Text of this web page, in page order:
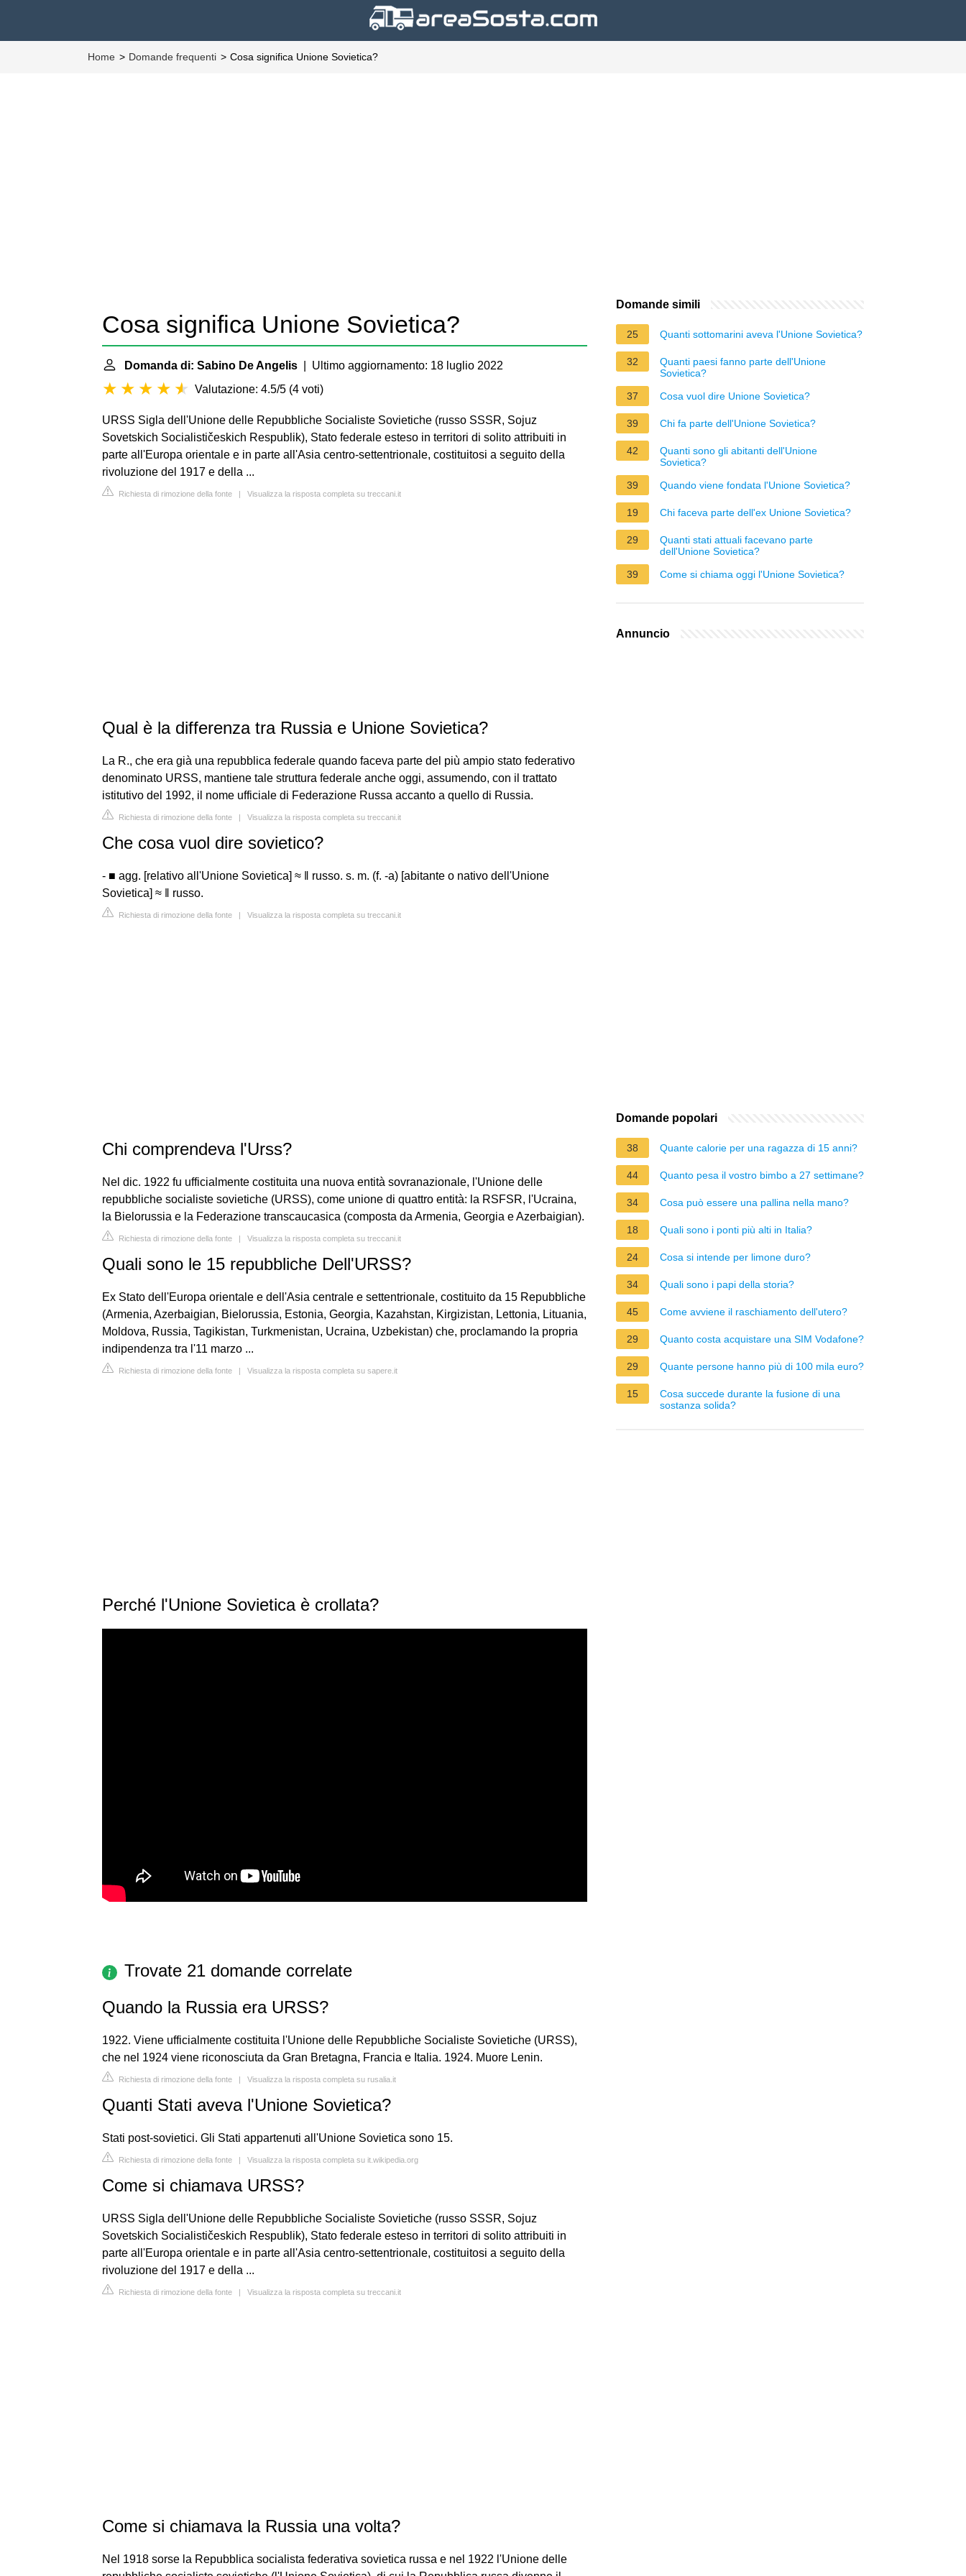
Home Domande frequenti Cosa significa Unione Sovietica?
Cosa significa Unione Sovietica?
Domanda di: Sabino De Angelis | Ultimo aggiornamento: 18 luglio 2022
Valutazione: 4.5/5 (4 voti)
URSS Sigla dell'Unione delle Repubbliche Socialiste Sovietiche (russo SSSR, Sojuz
Sovetskich Socialističeskich Respublik), Stato federale esteso in territori di solito attribuiti in
parte all'Europa orientale e in parte all'Asia centro-settentrionale, costituitosi a seguito della
rivoluzione del 1917 e della ...
Richiesta di rimozione della fonte | Visualizza la risposta completa su treccani.it
Qual è la differenza tra Russia e Unione Sovietica?
La R., che era già una repubblica federale quando faceva parte del più ampio stato federativo
denominato URSS, mantiene tale struttura federale anche oggi, assumendo, con il trattato
istitutivo del 1992, il nome ufficiale di Federazione Russa accanto a quello di Russia.
Richiesta di rimozione della fonte | Visualizza la risposta completa su treccani.it
Che cosa vuol dire sovietico?
- ■ agg. [relativo all'Unione Sovietica] ≈ ‖ russo. s. m. (f. -a) [abitante o nativo dell'Unione
Sovietica] ≈ ‖ russo.
Richiesta di rimozione della fonte | Visualizza la risposta completa su treccani.it
Chi comprendeva l'Urss?
Nel dic. 1922 fu ufficialmente costituita una nuova entità sovranazionale, l'Unione delle
repubbliche socialiste sovietiche (URSS), come unione di quattro entità: la RSFSR, l'Ucraina,
la Bielorussia e la Federazione transcaucasica (composta da Armenia, Georgia e Azerbaigian).
Richiesta di rimozione della fonte | Visualizza la risposta completa su treccani.it
Quali sono le 15 repubbliche Dell'URSS?
Ex Stato dell'Europa orientale e dell'Asia centrale e settentrionale, costituito da 15 Repubbliche
(Armenia, Azerbaigian, Bielorussia, Estonia, Georgia, Kazahstan, Kirgizistan, Lettonia, Lituania,
Moldova, Russia, Tagikistan, Turkmenistan, Ucraina, Uzbekistan) che, proclamando la propria
indipendenza tra l'11 marzo ...
Richiesta di rimozione della fonte | Visualizza la risposta completa su sapere.it
Perché l'Unione Sovietica è crollata?
Trovate 21 domande correlate
Quando la Russia era URSS?
1922. Viene ufficialmente costituita l'Unione delle Repubbliche Socialiste Sovietiche (URSS),
che nel 1924 viene riconosciuta da Gran Bretagna, Francia e Italia. 1924. Muore Lenin.
Richiesta di rimozione della fonte | Visualizza la risposta completa su rusalia.it
Quanti Stati aveva l'Unione Sovietica?
Stati post-sovietici. Gli Stati appartenuti all'Unione Sovietica sono 15.
Richiesta di rimozione della fonte | Visualizza la risposta completa su it.wikipedia.org
Come si chiamava URSS?
URSS Sigla dell'Unione delle Repubbliche Socialiste Sovietiche (russo SSSR, Sojuz
Sovetskich Socialističeskich Respublik), Stato federale esteso in territori di solito attribuiti in
parte all'Europa orientale e in parte all'Asia centro-settentrionale, costituitosi a seguito della
rivoluzione del 1917 e della ...
Richiesta di rimozione della fonte | Visualizza la risposta completa su treccani.it
Come si chiamava la Russia una volta?
Nel 1918 sorse la Repubblica socialista federativa sovietica russa e nel 1922 l'Unione delle
Domande simili
25 Quanti sottomarini aveva l'Unione Sovietica?
32
Quanti paesi fanno parte dell'Unione
Sovietica?
37
Cosa vuol dire Unione Sovietica?
39 Chi fa parte dell'Unione Sovietica?
42
Quanti sono gli abitanti dell'Unione
Sovietica?
39
Quando viene fondata l'Unione Sovietica?
19 Chi faceva parte dell'ex Unione Sovietica?
29
Quanti stati attuali facevano parte
dell'Unione Sovietica?
39
Come si chiama oggi l'Unione Sovietica?
Annuncio
Domande popolari
38 Quante calorie per una ragazza di 15 anni?
44 Quanto pesa il vostro bimbo a 27 settimane?
34 Cosa può essere una pallina nella mano?
18 Quali sono i ponti più alti in Italia?
24 Cosa si intende per limone duro?
34 Quali sono i papi della storia?
45 Come avviene il raschiamento dell'utero?
29 Quanto costa acquistare una SIM Vodafone?
29 Quante persone hanno più di 100 mila euro?
15
Cosa succede durante la fusione di una
sostanza solida?